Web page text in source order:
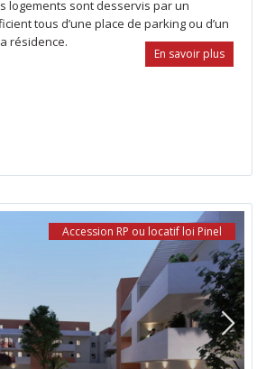
logements sont desservis par un
tous d’une place de parking ou d’un
résidence.
En savoir plus
Accession RP ou locatif loi Pinel